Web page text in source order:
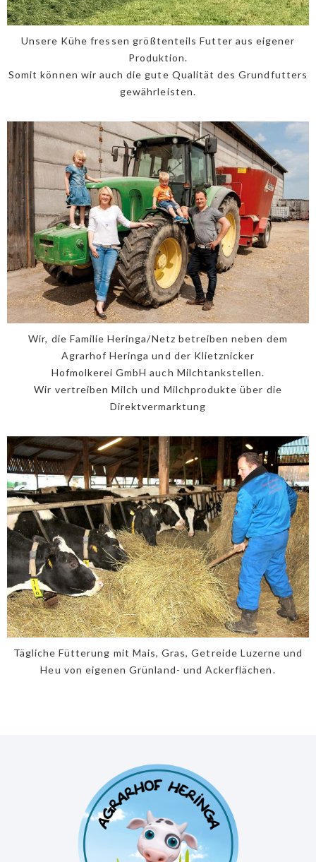
Unsere Kühe fressen größtenteils Futter aus eigener
Produktion.
Somit können wir auch die gute Qualität des Grundfutters
gewährleisten.
Wir, die Familie Heringa/Netz betreiben neben dem
Agrarhof Heringa und der Klietznicker
Hofmolkerei GmbH auch Milchtankstellen.
Wir vertreiben Milch und Milchprodukte über die
Direktvermarktung
Tägliche Fütterung mit Mais, Gras, Getreide Luzerne und
Heu von eigenen Grünland- und Ackerflächen.